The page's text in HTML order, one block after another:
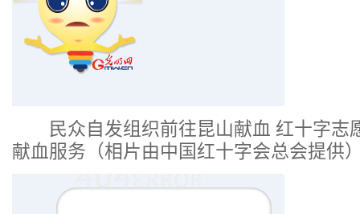
民众自发组织前往昆山献血 红十字志
献血服务（相片由中国红十字会总会提供